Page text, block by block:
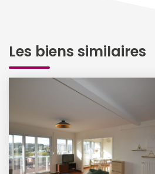
Les biens similaires